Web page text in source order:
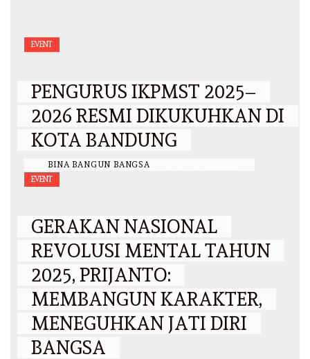
EVENT
PENGURUS IKPMST 2025–
2026 RESMI DIKUKUHKAN DI
KOTA BANDUNG
BINA BANGUN BANGSA
EVENT
GERAKAN NASIONAL
REVOLUSI MENTAL TAHUN
2025, PRIJANTO:
MEMBANGUN KARAKTER,
MENEGUHKAN JATI DIRI
BANGSA